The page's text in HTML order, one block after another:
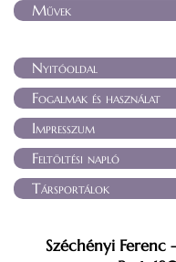
Művek
Nyitóoldal
Fogalmak és használat
Impresszum
Feltöltési napló
Társportálok
Széchényi Ferenc